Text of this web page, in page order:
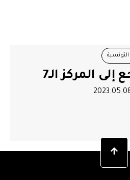
#انس جابر #رياضة التنيسالمركز الـ7